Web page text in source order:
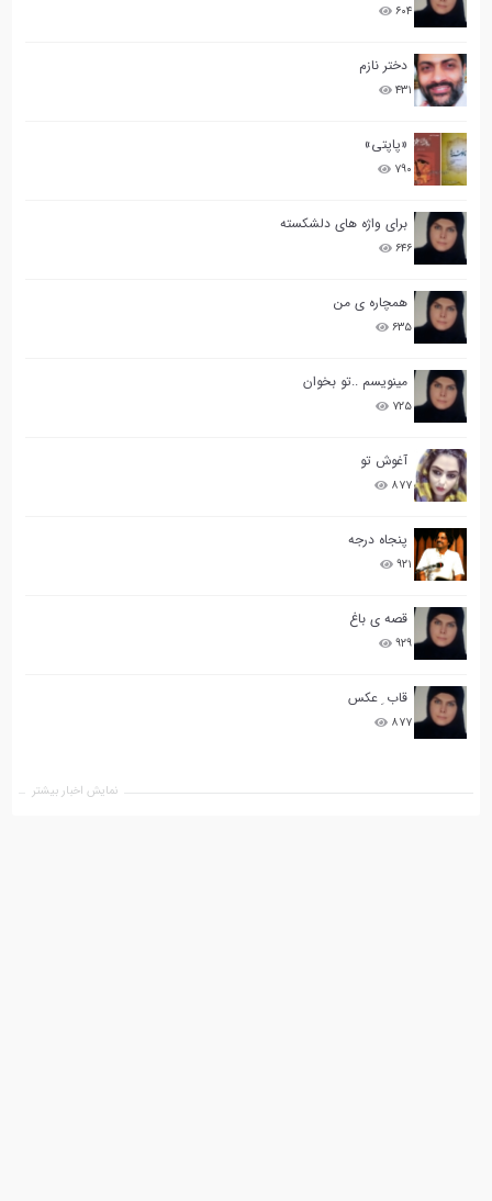
۶۰۴
دختر نازم
۴۳۱
«پاپتی»
۷۹۰
برای واژه های دلشکسته
۶۴۶
همچاره ی من
۶۳۵
مینویسم ..تو بخوان
۷۲۵
آغوش تو
۸۷۷
پنجاه درجه
۹۲۱
قصه ی باغ
۹۲۹
قاب ِ عکس
۸۷۷
نمایش اخبار بیشتر